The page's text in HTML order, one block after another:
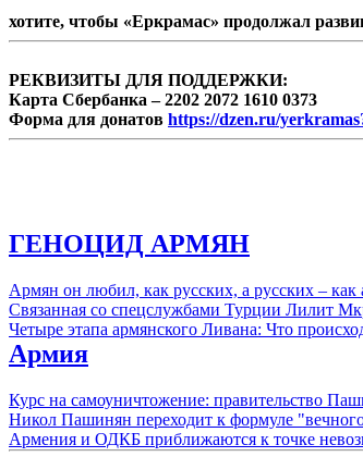
хотите, чтобы «Еркрамас» продолжал
РЕКВИЗИТЫ ДЛЯ ПОДДЕРЖКИ:
Карта Сбербанка – 2202 2072 1610 0373
Форма для донатов https://dzen.ru/
ГЕНОЦИД АРМЯН
Армян он любил, как русских, а русских –
Связанная со спецслужбами Турции Лилит
Четыре этапа армянского Ливана: Что
Армия
Курс на самоуничтожение: правительство
Никол Пашинян переходит к формуле
Армения и ОДКБ приближаются к точке